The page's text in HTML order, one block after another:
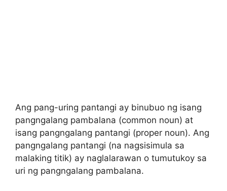
Ang pang-uring pantangi ay binubuo ng isang
pangngalang pambalana (common noun) at
isang pangngalang pantangi (proper noun). Ang
pangngalang pantangi (na nagsisimula sa
malaking titik) ay naglalarawan o tumutukoy sa
uri ng pangngalang pambalana.